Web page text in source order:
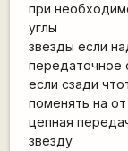
при
углы
звезды если
передаточное
если сзади
поменять на
цепная
звезду